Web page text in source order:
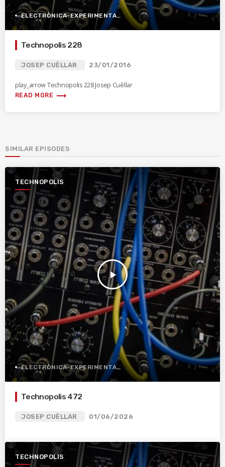
ELECTRÒNICA-EXPERIMENTAL
Technopolis 228
JOSEP CUÈLLAR 23/01/2016
play_arrow Technopolis 228 Josep Cuèllar
READ MORE trending_flat
SIMILAR EPISODES
TECHNOPOLIS
play_arrow
ELECTRÒNICA-EXPERIMENTAL
Technopolis 472
JOSEP CUÈLLAR 01/06/2026
TECHNOPOLIS